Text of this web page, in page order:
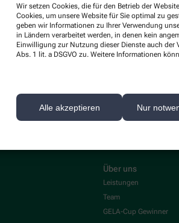
Wir setzen Cookies, die für den Betrieb der
Cookies, um unsere Website für Sie optimal zu
geben wir Informationen zu Ihrer Verwendung
in Ländern verarbeitet werden, in denen kein
Einwilligung zur Nutzung dieser Dienste auch der
Abs. 1 lit. a DSGVO zu. Weitere Informationen
Alle akzeptieren Nur
versandten News-Service abonnieren, der
des News-Service verarbeitet. AHD setzt für den
den Abmelde-Link in jedem Newsletter). Die
bis zum 31.12.2026. Mindestbestellwert:
Über uns
Leistungen
Team
GELA-Cup Gewinner